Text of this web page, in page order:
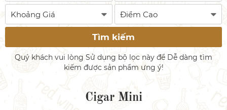
Tìm kiếm
Quý khách vui lòng Sử dụng bộ lọc này để Dễ dàng tìm
kiếm được sản phẩm ưng ý!
Cigar Mini